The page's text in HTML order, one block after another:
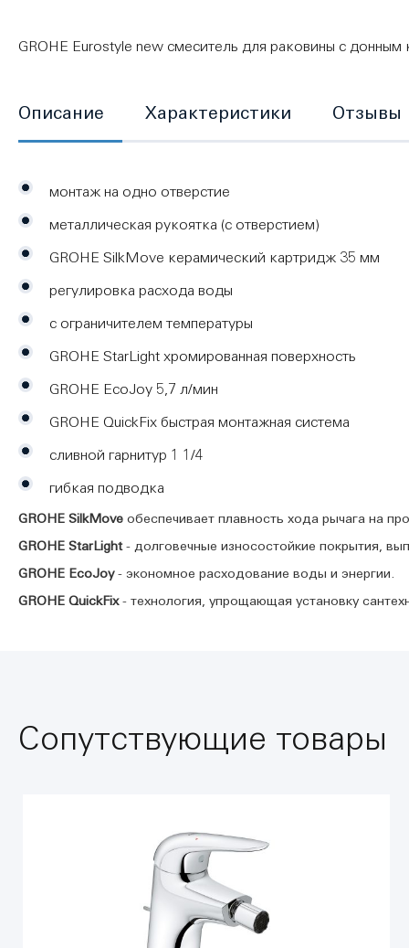
GROHE Eurostyle new смеситель для раковины с донным
Описание
монтаж на одно отверстие
металлическая рукоятка (с отверстием)
GROHE SilkMove керамический картридж 35 мм
регулировка расхода воды
с ограничителем температуры
GROHE StarLight хромированная поверхность
GROHE EcoJoy 5,7 л/мин
GROHE QuickFix быстрая монтажная система
сливной гарнитур 1 1/4
гибкая подводка
GROHE SilkMove обеспечивает плавность хода рычага на
GROHE StarLight- долговечные износостойкие покрытия,
GROHE EcoJoy- экономное расходование воды и энергии.
GROHE QuickFix- технология, упрощающая установку
Характеристики Отзывы
Сопутствующие товары